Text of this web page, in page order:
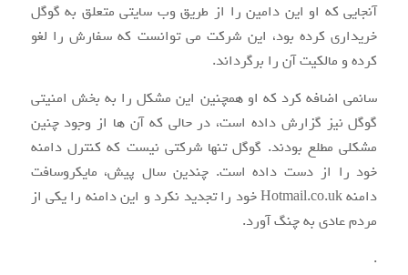
آنجایی که او این دامین را از طریق وب سایتی متعلق به گوگل
خریداری کرده بود، این شرکت می توانست که سفارش را لغو
کرده و مالکیت آن را برگرداند.
سانمی اضافه کرد که او همچنین این مشکل را به بخش امنیتی
گوگل نیز گزارش داده است، در حالی که آن ها از وجود چنین
مشکلی مطلع بودند. گوگل تنها شرکتی نیست که کنترل دامنه
خود را از دست داده است. چندین سال پیش، مایکروسافت
دامنه Hotmail.co.uk خود را تجدید نکرد و این دامنه را یکی از
مردم عادی به چنگ آورد.
.